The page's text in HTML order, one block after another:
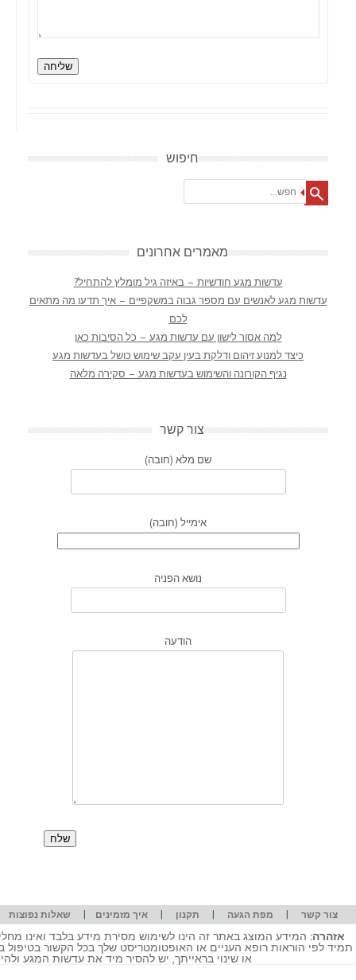
שליחה
חיפוש
מאמרים אחרונים
עדשות מגע חודשיות – באיזה גיל מומלץ להתחיל?
עדשות מגע לאנשים עם מספר גבוה במשקפיים – איך תדעו מה מתאים
לכם
למה אסור לישון עם עדשות מגע – כל הסיבות כאן
כיצד למנוע זיהום ודלקת בעין עקב שימוש כושל בעדשות מגע
נגיף הקורונה והשימוש בעדשות מגע – סקירה מלאה
צור קשר
שם מלא (חובה)
אימייל (חובה)
נושא הפניה
הודעה
צור קשר | מפת הגעה | תקנון |איך מזמינים | שאלות נפוצות
אזהרה: המידע המוצג באתר זה הינו לשימוש מסירת מידע בלבד ואינו
תמיד לפי הוראות רופא העניים או האופטומטריסט שלך בכל הקשור
או שינוי בראייתך, יש להסיר מיד את עדשות המגע